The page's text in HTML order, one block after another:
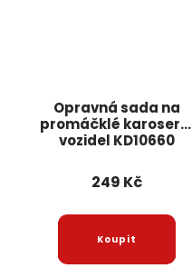
Opravná sada na
promáčklé karoserie
vozidel KD10660
249 Kč